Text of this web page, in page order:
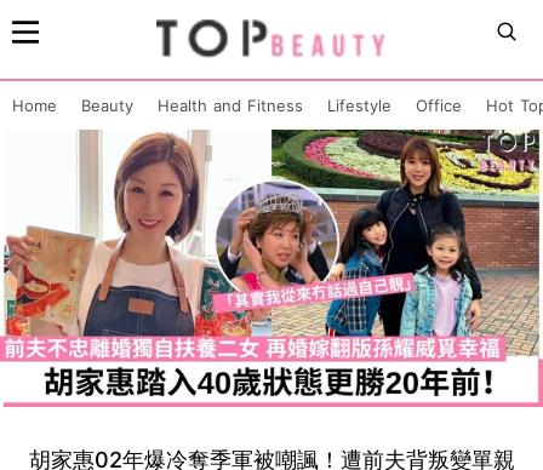
Home Beauty Health and Fitness Lifestyle Office Hot
胡家惠02年爆冷奪季軍被嘲諷！遭前夫背叛變單親